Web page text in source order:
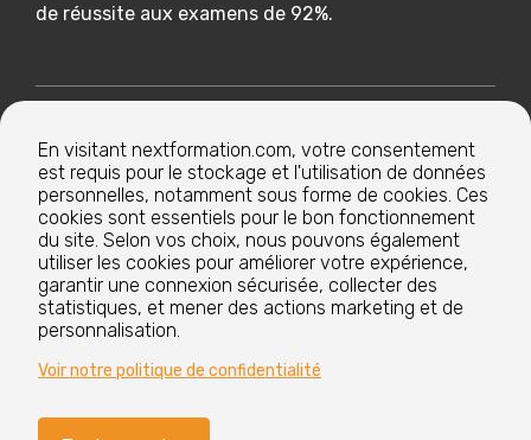
de réussite aux examens de 92%.
Nos formations
Nos centres de formation
Le groupe
En visitant nextformation.com, votre consentement
est requis pour le stockage et l'utilisation de données
personnelles, notamment sous forme de cookies. Ces
cookies sont essentiels pour le bon fonctionnement
du site. Selon vos choix, nous pouvons également
utiliser les cookies pour améliorer votre expérience,
garantir une connexion sécurisée, collecter des
statistiques, et mener des actions marketing et de
personnalisation.
Voir notre politique de confidentialité